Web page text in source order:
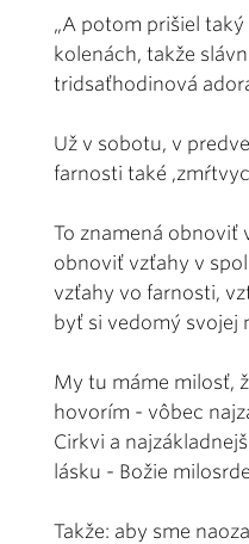
„A potom prišiel
kolenách, takže
tridsaťhodinová
Už v sobotu, v
farnosti také
To znamená obnoviť
obnoviť vzťahy v
vzťahy vo farnosti,
byť si vedomý svojej
My tu máme milosť,
hovorím - vôbec
Cirkvi a
lásku - Božie
Takže: aby sme